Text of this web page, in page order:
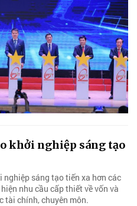
khởi nghiệp sáng tạo
sáng tạo tiến xa hơn các
nhu cầu cấp thiết về vốn và
tài chính, chuyên môn.